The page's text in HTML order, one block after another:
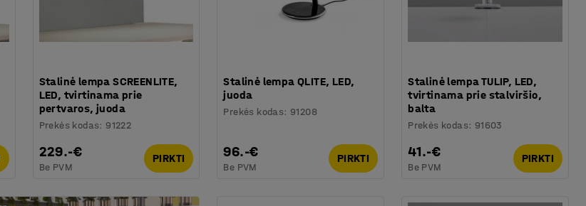
Stalinė lempa SCREENLITE,
LED, tvirtinama prie
pertvaros, juoda
Prekės kodas: 91222
229.-€
Be PVM
PIRKTI
Stalinė lempa QLITE, LED,
juoda
Prekės kodas: 91208
96.-€
Be PVM
PIRKTI
Stalinė lempa TULIP, LED,
tvirtinama prie stalviršio,
balta
Prekės kodas: 91603
41.-€
Be PVM
PIRKTI